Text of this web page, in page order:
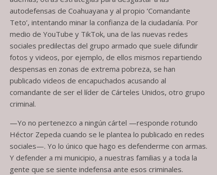
autodefensas de Coahuayana y al propio ‘Comandante
Teto’, intentando minar la confianza de la ciudadanía. Por
medio de YouTube y TikTok, una de las nuevas redes
sociales predilectas del grupo armado que suele difundir
fotos y videos, por ejemplo, de ellos mismos repartiendo
despensas en zonas de extrema pobreza, se han
publicado videos de encapuchados acusando al
comandante de ser el líder de Cárteles Unidos, otro grupo
criminal.
—Yo no pertenezco a ningún cártel —responde rotundo
Héctor Zepeda cuando se le plantea lo publicado en redes
sociales—. Yo lo único que hago es defenderme con armas.
Y defender a mi municipio, a nuestras familias y a toda la
gente que se siente indefensa ante esos criminales.